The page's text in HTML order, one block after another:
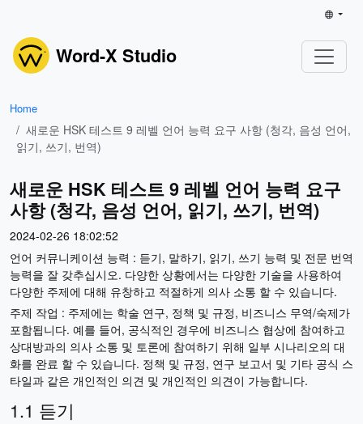
Word-X Studio
Home
새로운 HSK 테스트 9 레벨 언어 능력 요구 사항 (청각, 음성 언어,
읽기, 쓰기, 번역)
새로운 HSK 테스트 9 레벨 언어 능력 요구
사항 (청각, 음성 언어, 읽기, 쓰기, 번역)
2024-02-26 18:02:52
언어 커뮤니케이션 능력 : 듣기, 말하기, 읽기, 쓰기 능력 및 전문 번역
능력을 잘 갖추십시오. 다양한 상황에서는 다양한 기술을 사용하여
다양한 주제에 대해 유창하고 적절하게 의사 소통 할 수 있습니다.
주제 작업 : 주제에는 학술 연구, 정책 및 규정, 비즈니스 무역/숙제가
포함됩니다. 예를 들어, 공식적인 경우에 비즈니스 협상에 참여하고
상대방과의 의사 소통 및 토론에 참여하기 위해 일부 시나리오의 대
화를 완료 할 수 있습니다. 정책 및 규정, 연구 보고서 및 기타 공식 스
타일과 같은 개인적인 의견 및 개인적인 의견이 가능합니다.
1.1 듣기